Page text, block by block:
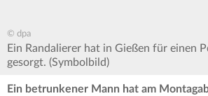
© dpa
Ein Randalierer hat in Gießen für einen
gesorgt. (Symbolbild)
Ein betrunkener Mann hat am